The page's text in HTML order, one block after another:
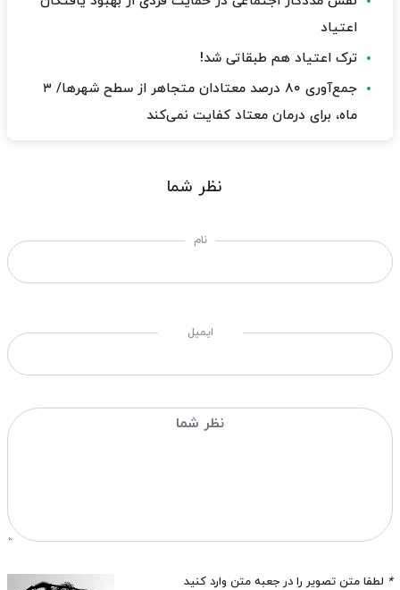
اعتیاد
ترک اعتیاد هم طبقاتی شد!
جمع‌آوری ۸۰ درصد معتادان متجاهر از سطح شهرها/ ۳
ماه، برای درمان معتاد کفایت نمی‌کند
نظر شما
نام
ایمیل
* لطفا متن تصویر را در جعبه متن وارد کنید